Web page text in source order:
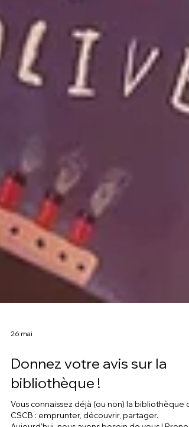
26 mai
Donnez votre avis sur la